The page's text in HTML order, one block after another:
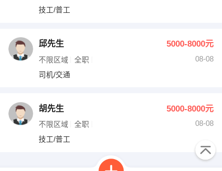
技工/普工
邱先生 5000-8000元
不限区域 全职
08-08
司机/交通
胡先生 5000-8000元
不限区域 全职
08-08
技工/普工